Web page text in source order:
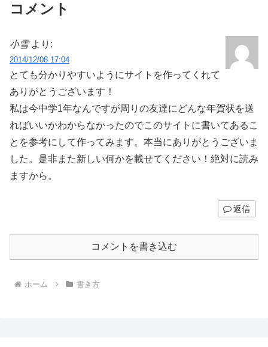
コメント
小雪 より:
2014/12/08 17:04
とても分かりやすいようにサイトを作ってくれて
ありがとうございます！
私は今中学1年なんですが周りの友達にどんな年賀状を送
ればいいかわからなかったのでこのサイトに書いてあるこ
とを参考にして作ってみます。本当にありがとうございま
した。是非また新しい何かを載せてください！絶対に読み
ますから。
返信
コメントを書き込む
ホーム 書き方